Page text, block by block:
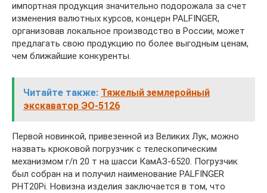
импортная продукция значительно подорожала за счет
изменения валютных курсов, концерн PALFINGER,
организовав локальное производство в России, может
предлагать свою продукцию по более выгодным ценам,
чем ближайшие конкуренты.
Читайте также: Тяжелый землеройный
экскаватор ЭО-5126
Первой новинкой, привезенной из Великих Лук, можно
назвать крюковой погрузчик с телескопическим
механизмом г/п 20 т на шасси КамАЗ-6520. Погрузчик
был собран на и получил наименование PALFINGER
PHT20Pi. Новизна изделия заключается в том, что